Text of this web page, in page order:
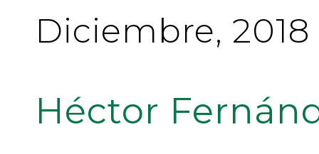
Diciembre, 2018
Héctor